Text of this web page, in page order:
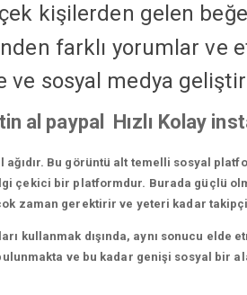
kişilerden gelen
farklı yorumlar ve
ve sosyal medya
al paypal Hızlı Kolay
Bu görüntü alt temelli sosyal
çekici bir platformdur. Burada güçlü
zaman gerektirir ve yeteri kadar takipçi
kullanmak dışında, aynı sonucu
ve bu kadar genişi sosyal bir